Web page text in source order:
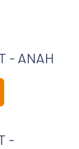
- ANAH
-